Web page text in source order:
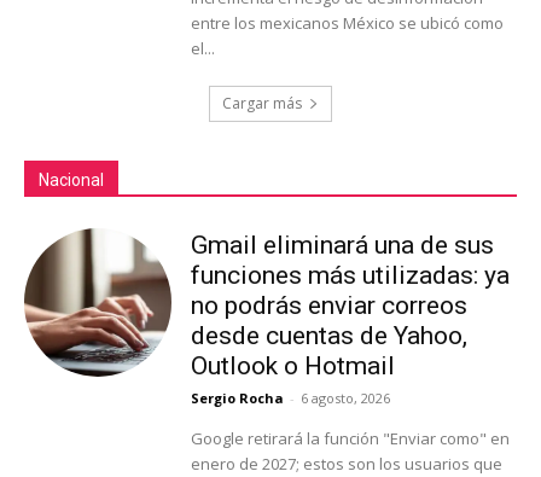
entre los mexicanos México se ubicó como
el...
Cargar más
Nacional
Gmail eliminará una de sus
funciones más utilizadas: ya
no podrás enviar correos
desde cuentas de Yahoo,
Outlook o Hotmail
Sergio Rocha - 6 agosto, 2026
Google retirará la función "Enviar como" en
enero de 2027; estos son los usuarios que